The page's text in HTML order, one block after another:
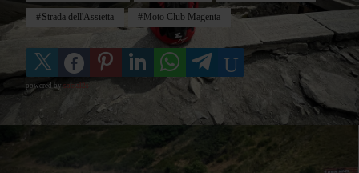
Strada dell'Assietta Moto Club Magenta
powered by social2s